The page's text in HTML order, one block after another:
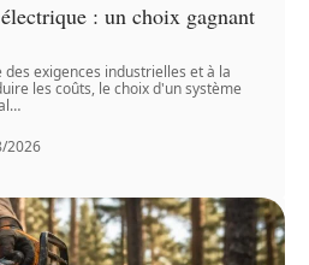
: un choix gagnant
exigences industrielles et à la
les coûts, le choix d'un système
…
2026